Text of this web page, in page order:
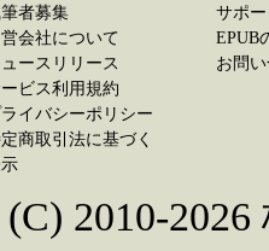
者募集
会社について
ースリリース
ビス利用規約
イバシーポリシー
商取引法に基づく
サポ
EPUB
お問
(C) 2010-